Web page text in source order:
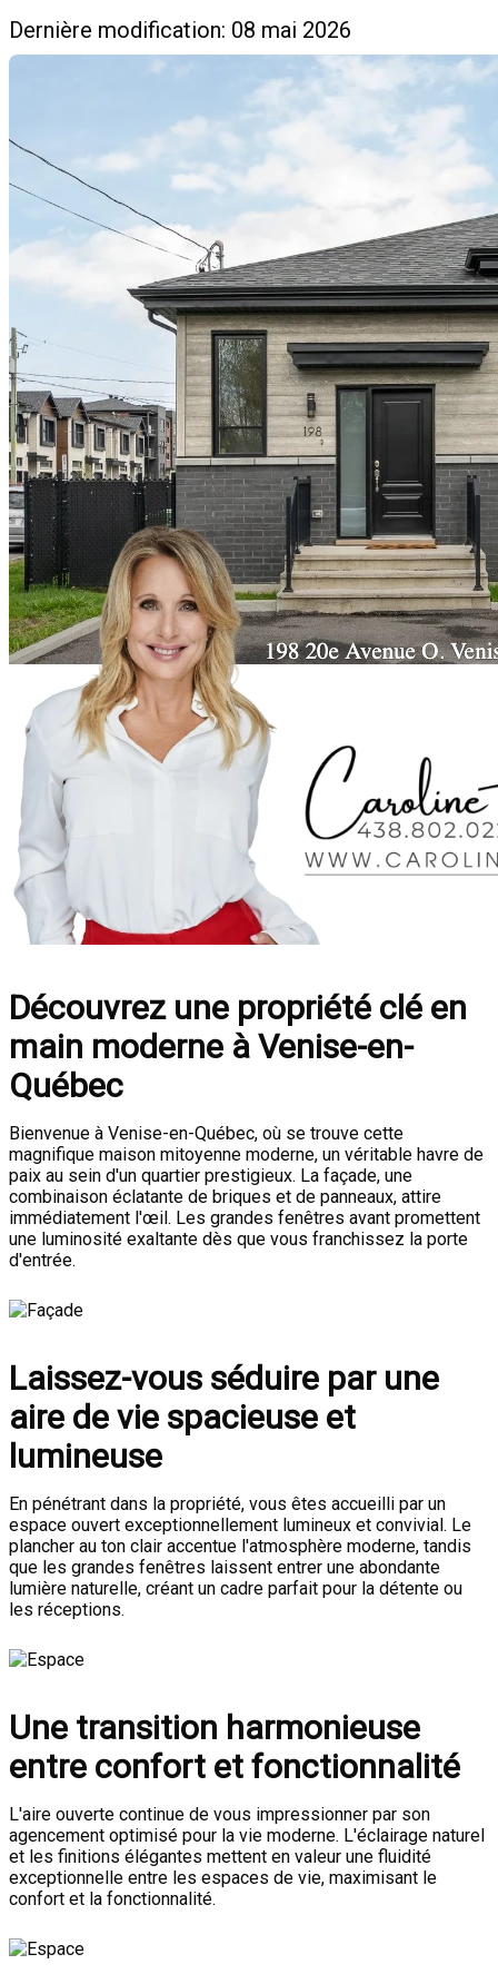
Dernière modification: 08 mai 2026
Découvrez une propriété clé en
main moderne à Venise-en-
Québec
Bienvenue à Venise-en-Québec, où se trouve cette
magnifique maison mitoyenne moderne, un véritable havre de
paix au sein d'un quartier prestigieux. La façade, une
combinaison éclatante de briques et de panneaux, attire
immédiatement l'œil. Les grandes fenêtres avant promettent
une luminosité exaltante dès que vous franchissez la porte
d'entrée.
Laissez-vous séduire par une
aire de vie spacieuse et
lumineuse
En pénétrant dans la propriété, vous êtes accueilli par un
espace ouvert exceptionnellement lumineux et convivial. Le
plancher au ton clair accentue l'atmosphère moderne, tandis
que les grandes fenêtres laissent entrer une abondante
lumière naturelle, créant un cadre parfait pour la détente ou
les réceptions.
Une transition harmonieuse
entre confort et fonctionnalité
L'aire ouverte continue de vous impressionner par son
agencement optimisé pour la vie moderne. L'éclairage naturel
et les finitions élégantes mettent en valeur une fluidité
exceptionnelle entre les espaces de vie, maximisant le
confort et la fonctionnalité.